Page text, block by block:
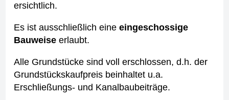
ersichtlich.
Es ist ausschließlich eineeingeschossige
Bauweise erlaubt.
Alle Grundstücke sind voll erschlossen, d.h. der
Grundstückskaufpreis beinhaltet u.a.
Erschließungs- und Kanalbaubeiträge.